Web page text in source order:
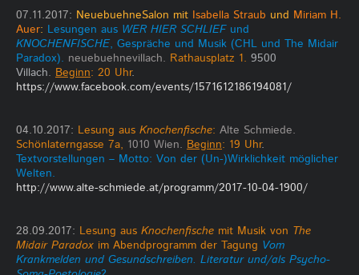
07.11.2017: NeuebuehneSalon mit Isabella Straub und Miriam H.
Auer: Lesungen aus WER HIER SCHLIEFund
KNOCHENFISCHE, Gespräche und Musik (CHL und The Midair
Paradox). neuebuehnevillach. Rathausplatz 1. 9500
Villach. Beginn: 20 Uhr.
https://www.facebook.com/events/1571612186194081/
04.10.2017: Lesung aus Knochenfische: Alte Schmiede.
Schönlaterngasse 7a, 1010 Wien. Beginn: 19 Uhr.
Textvorstellungen – Motto: Von der (Un-)Wirklichkeit möglicher
Welten.
http://www.alte-schmiede.at/programm/2017-10-04-1900/
28.09.2017: Lesung aus Knochenfische mit Musik von The
Midair Paradox im Abendprogramm der Tagung Vom
Krankmelden und Gesundschreiben. Literatur und/als Psycho-